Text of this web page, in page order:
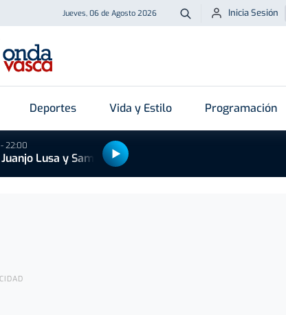
Jueves, 06 de Agosto 2026 Buscar
Inicia Sesión
Deportes Vida y Estilo Programación
22:00
Lusa y Samu Valcárcel